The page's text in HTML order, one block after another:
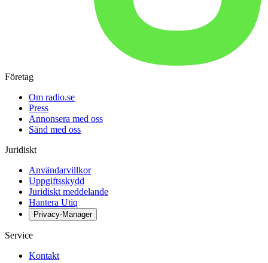
Företag
Om radio.se
Press
Annonsera med oss
Sänd med oss
Juridiskt
Användarvillkor
Uppgiftsskydd
Juridiskt meddelande
Hantera Utiq
Privacy-Manager
Service
Kontakt